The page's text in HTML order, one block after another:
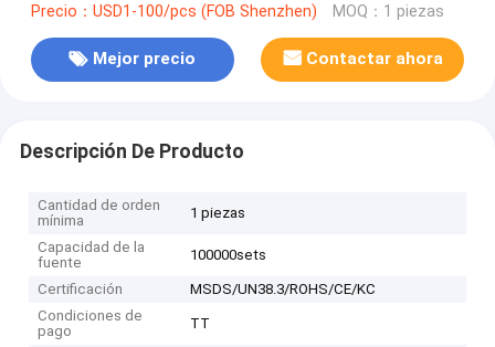
Precio：USD1-100/pcs (FOB Shenzhen) MOQ：1 piezas
Mejor precio Contactar ahora
Descripción De Producto
Cantidad de orden
mínima
1 piezas
Capacidad de la
fuente
100000sets
Certificación
MSDS/UN38.3/ROHS/CE/KC
Condiciones de
pago
TT